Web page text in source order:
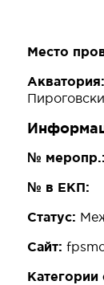
Место
Акватория:
№ меропр.:
№ в ЕКП:
Статус:
Сайт:
Категории